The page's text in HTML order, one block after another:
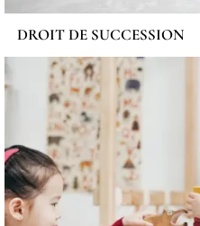
DROIT DE SUCCESSION